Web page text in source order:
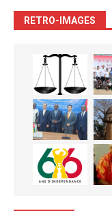
RETRO-IMAGES